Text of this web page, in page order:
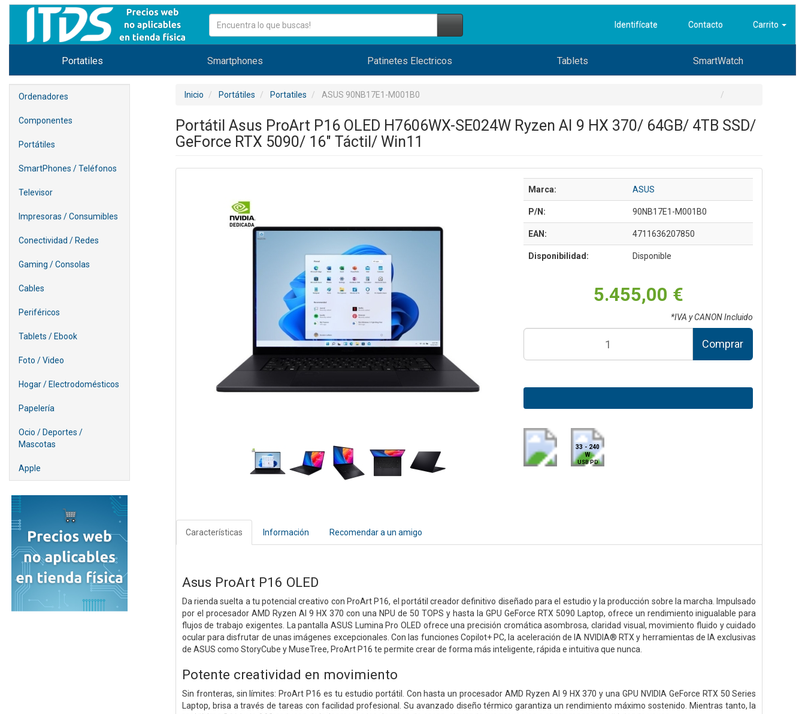
Identifícate Contacto Carrito
Portatiles Smartphones Patinetes Electricos Tablets SmartWatch
Ordenadores
Componentes
Portátiles
SmartPhones / Teléfonos
Televisor
Impresoras / Consumibles
Conectividad / Redes
Gaming / Consolas
Cables
Periféricos
Tablets / Ebook
Foto / Video
Hogar / Electrodomésticos
Papelería
Ocio / Deportes /
Mascotas
Apple
Inicio Portátiles Portatiles ASUS 90NB17E1-M001B0
Portátil Asus ProArt P16 OLED H7606WX-SE024W Ryzen AI 9 HX 370/ 64GB/ 4TB SSD/
GeForce RTX 5090/ 16" Táctil/ Win11
Marca: ASUS
P/N: 90NB17E1-M001B0
EAN: 4711636207850
Disponibilidad: Disponible
5.455,00 €
*IVA y CANON Incluido
Comprar
33 - 240
W
USB PD
Características Información Recomendar a un amigo
Asus ProArt P16 OLED
Da rienda suelta a tu potencial creativo con ProArt P16, el portátil creador definitivo diseñado para el estudio y la producción sobre la marcha. Impulsado
por el procesador AMD Ryzen AI 9 HX 370 con una NPU de 50 TOPS y hasta la GPU GeForce RTX 5090 Laptop, ofrece un rendimiento inigualable para
flujos de trabajo exigentes. La pantalla ASUS Lumina Pro OLED ofrece una precisión cromática asombrosa, claridad visual, movimiento fluido y cuidado
ocular para disfrutar de unas imágenes excepcionales. Con las funciones Copilot+ PC, la aceleración de IA NVIDIA® RTX y herramientas de IA exclusivas
de ASUS como StoryCube y MuseTree, ProArt P16 te permite crear de forma más inteligente, rápida e intuitiva que nunca.
Potente creatividad en movimiento
Sin fronteras, sin límites: ProArt P16 es tu estudio portátil. Con hasta un procesador AMD Ryzen AI 9 HX 370 y una GPU NVIDIA GeForce RTX 50 Series
Laptop, brisa a través de tareas con facilidad profesional. Su avanzado diseño térmico garantiza un rendimiento máximo sostenido. Mientras tanto, la